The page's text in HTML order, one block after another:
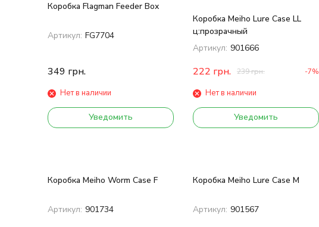
Коробка Flagman Feeder Box
Артикул: FG7704
349 грн.
Нет в наличии
Уведомить
Коробка Meiho Lure Case LL
ц:прозрачный
Артикул: 901666
222 грн. 239грн. -7%
Нет в наличии
Уведомить
Коробка Meiho Worm Case F
Артикул: 901734
Коробка Meiho Lure Case M
Артикул: 901567